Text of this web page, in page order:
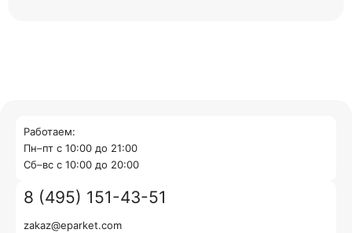
Работаем:
Пн–пт с 10:00 до 21:00
Cб–вс с 10:00 до 20:00
8 (495) 151-43-51
zakaz@eparket.com